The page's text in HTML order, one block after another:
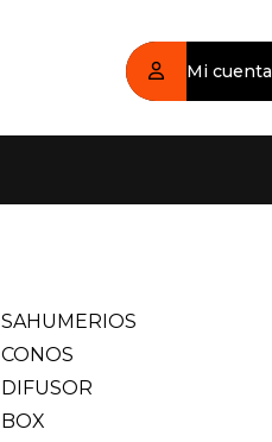
Mi cuenta
SAHUMERIOS
CONOS
DIFUSOR
BOX